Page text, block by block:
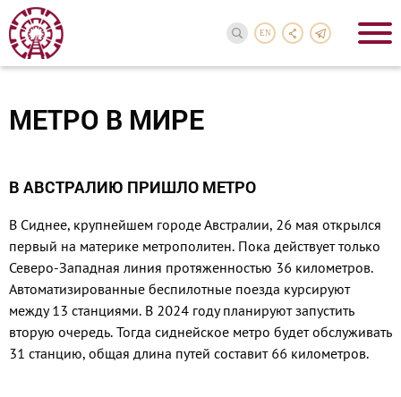
EN
МЕТРО В МИРЕ
В АВСТРАЛИЮ ПРИШЛО МЕТРО
В Сиднее, крупнейшем городе Австралии, 26 мая открылся
пер­вый на материке метрополитен. Пока действует только
Северо-За­падная линия протяженностью 36 километров.
Автоматизирован­ные беспилотные поезда курси­руют
между 13 станциями. В 2024 году планируют запустить
вторую очередь. Тогда сиднейское метро будет обслуживать
31 станцию, об­щая длина путей составит 66 ки­лометров.